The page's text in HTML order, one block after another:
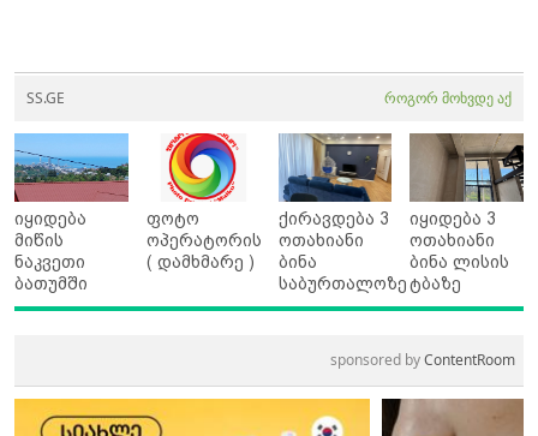
SS.GE როგორ მოხვდე აქ
იყიდება
მიწის
ნაკვეთი
ბათუმში
ფოტო
ოპერატორის
( დამხმარე )
ქირავდება 3
ოთახიანი
ბინა
საბურთალოზე
იყიდება 3
ოთახიანი
ბინა ლისის
ტბაზე
sponsored byContentRoom